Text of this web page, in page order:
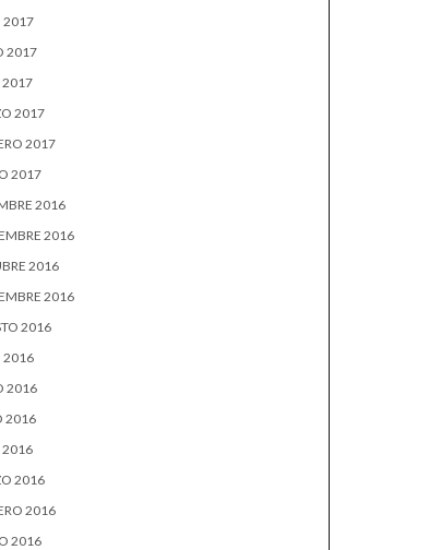
2017
2017
2017
2017
2017
2017
2016
2016
2016
2016
2016
2016
2016
2016
2016
2016
2016
2016